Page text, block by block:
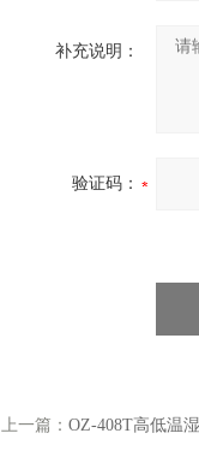
补充说明：
验证码：
上一篇： OZ-408T高低温